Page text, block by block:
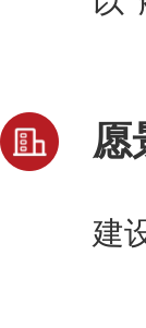
愿
建